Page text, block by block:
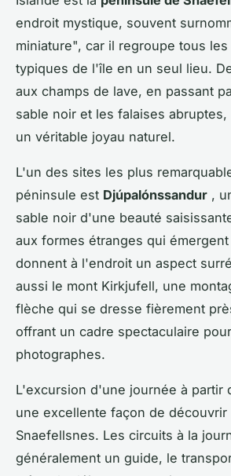
endroit mystique, souvent
miniature", car il regroupe tous les
typiques de l'île en un seul lieu.
aux champs de lave, en passant
sable noir et les falaises
un véritable joyau naturel.
L'un des sites les plus
péninsule est Djúpalónssandur ,
sable noir d'une beauté
aux formes étranges qui
donnent à l'endroit un aspect
aussi le mont Kirkjufell, une
flèche qui se dresse fièrement
offrant un cadre spectaculaire
photographes.
L'excursion d'une journée à partir
une excellente façon de
Snaefellsnes. Les circuits à la
généralement un guide, le